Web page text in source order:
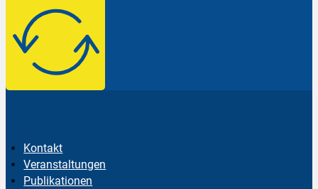
Kontakt
Veranstaltungen
Publikationen